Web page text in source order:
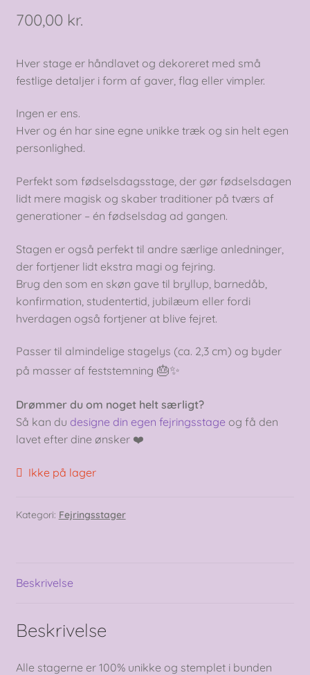
700,00 kr.
Hver stage er håndlavet og dekoreret med små
festlige detaljer i form af gaver, flag eller vimpler.
Ingen er ens.
Hver og én har sine egne unikke træk og sin helt egen
personlighed.
Perfekt som fødselsdagsstage, der gør fødselsdagen
lidt mere magisk og skaber traditioner på tværs af
generationer – én fødselsdag ad gangen.
Stagen er også perfekt til andre særlige anledninger,
der fortjener lidt ekstra magi og fejring.
Brug den som en skøn gave til bryllup, barnedåb,
konfirmation, studentertid, jubilæum eller fordi
hverdagen også fortjener at blive fejret.
Passer til almindelige stagelys (ca. 2,3 cm) og byder
på masser af feststemning 🎂✨
Drømmer du om noget helt særligt?
Så kan du designe din egen fejringsstage og få den
lavet efter dine ønsker ❤️
Ikke på lager
Kategori: Fejringsstager
Beskrivelse
Beskrivelse
Alle stagerne er 100% unikke og stemplet i bunden